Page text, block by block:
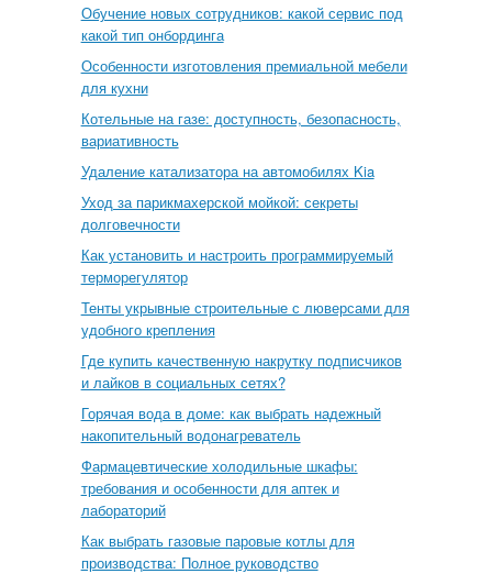
Обучение новых сотрудников: какой сервис под
какой тип онбординга
Особенности изготовления премиальной мебели
для кухни
Котельные на газе: доступность, безопасность,
вариативность
Удаление катализатора на автомобилях Kia
Уход за парикмахерской мойкой: секреты
долговечности
Как установить и настроить программируемый
терморегулятор
Тенты укрывные строительные с люверсами для
удобного крепления
Где купить качественную накрутку подписчиков
и лайков в социальных сетях?
Горячая вода в доме: как выбрать надежный
накопительный водонагреватель
Фармацевтические холодильные шкафы:
требования и особенности для аптек и
лабораторий
Как выбрать газовые паровые котлы для
производства: Полное руководство